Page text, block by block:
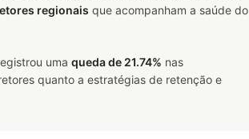
regionais que acompanham a saúde do
uma queda de 21.74% nas
quanto a estratégias de retenção e